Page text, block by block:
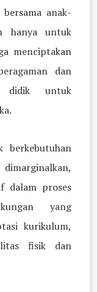
anak-
hanya untuk
menciptakan
dan
didik untuk
berkebutuhan
dalam proses
yang
kurikulum,
fisik dan